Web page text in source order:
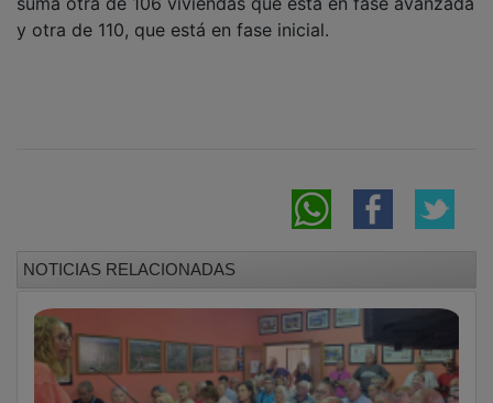
y otra de 110, que está en fase inicial.